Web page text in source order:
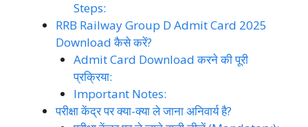
Steps:
RRB Railway Group D Admit Card 2025
Download कैसे करें?
Admit Card Download करने की पूरी
प्रक्रिया:
Important Notes:
परीक्षा केंद्र पर क्या-क्या ले जाना अनिवार्य है?